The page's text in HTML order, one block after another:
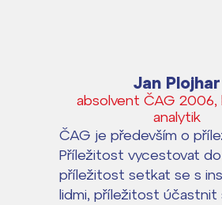
ČAG je především o
Příležitost vycestovat do
příležitost setkat se s
lidmi, příležitost účastnit
Jan Plojhar
absolvent ČAG 2006,
analytik